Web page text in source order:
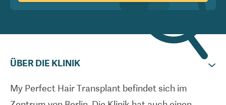
ÜBER DIE KLINIK
My Perfect Hair Transplant befindet sich im